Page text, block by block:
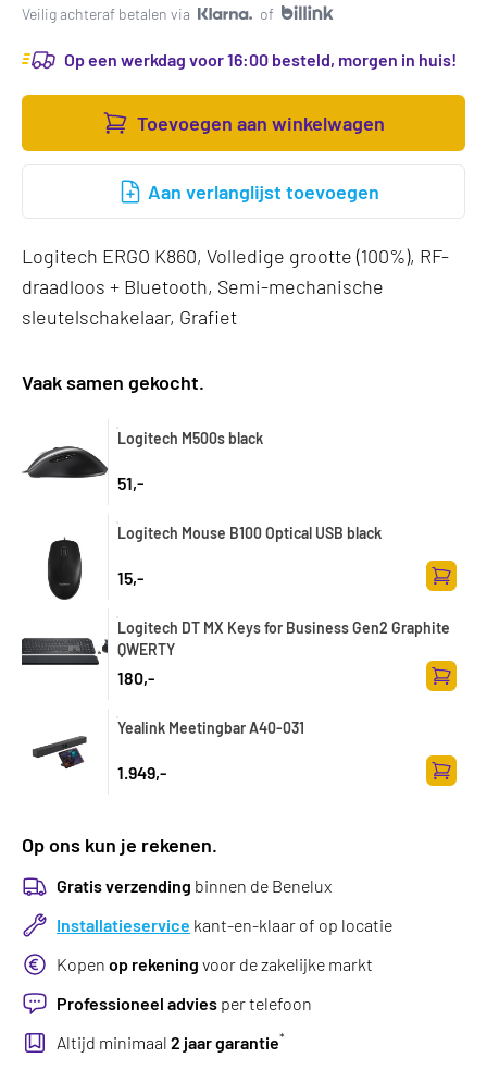
Veilig achteraf betalen via
of
Op een werkdag voor 16:00 besteld, morgen in huis!
Toevoegen aan winkelwagen
Aan verlanglijst toevoegen
Logitech ERGO K860, Volledige grootte (100%), RF-
draadloos + Bluetooth, Semi-mechanische
sleutelschakelaar, Grafiet
Vaak samen gekocht.
Logitech M500s black
51,-
Logitech Mouse B100 Optical USB black
15,-
Logitech DT MX Keys for Business Gen2 Graphite
QWERTY
180,-
Yealink Meetingbar A40-031
1.949,-
Op ons kun je rekenen.
Gratis verzending binnen de Benelux
Installatieservice kant-en-klaar of op locatie
Kopen op rekening voor de zakelijke markt
Professioneel advies per telefoon
Altijd minimaal 2 jaar garantie*